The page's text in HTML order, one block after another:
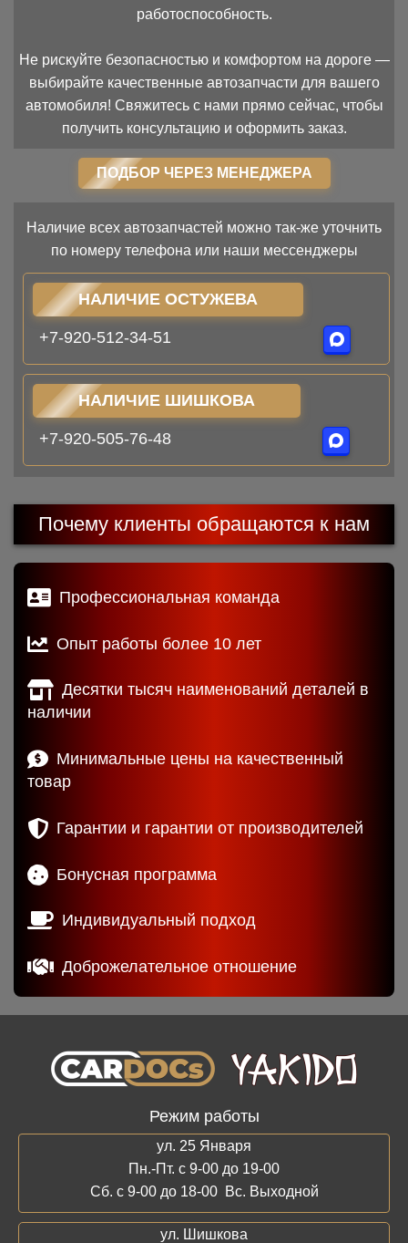
работоспособность.
Не рискуйте безопасностью и комфортом на дороге —
выбирайте качественные автозапчасти для вашего
автомобиля! Свяжитесь с нами прямо сейчас, чтобы
получить консультацию и оформить заказ.
ПОДБОР ЧЕРЕЗ МЕНЕДЖЕРА
Наличие всех автозапчастей можно так-же уточнить
по номеру телефона или наши мессенджеры
НАЛИЧИЕ ОСТУЖЕВА
+7-920-512-34-51
НАЛИЧИЕ ШИШКОВА
+7-920-505-76-48
Почему клиенты обращаются к нам
Профессиональная команда
Опыт работы более 10 лет
Десятки тысяч наименований деталей в
наличии
Минимальные цены на качественный
товар
Гарантии и гарантии от производителей
Бонусная программа
Индивидуальный подход
Доброжелательное отношение
Режим работы
ул. 25 Января
Пн.-Пт. с 9-00 до 19-00
Сб. с 9-00 до 18-00 Вс. Выходной
ул. Шишкова